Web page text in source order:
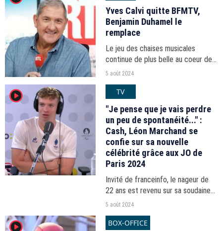
l'avenir de son personnage.
Yves Calvi quitte BFMTV,
Benjamin Duhamel le
remplace
Le jeu des chaises musicales
continue de plus belle au coeur de
cet été dans le PAF. Yves Calvi
chaîne info.
5 août 2024
player2 TV
"Je pense que je vais perdre
un peu de spontanéité..." :
Cash, Léon Marchand se
confie sur sa nouvelle
célébrité grâce aux JO de
Paris 2024
Invité de franceinfo, le nageur de
22 ans est revenu sur sa soudaine
notoriété grâce aux Jeux
5 août 2024
player2 BOX-OFFICE